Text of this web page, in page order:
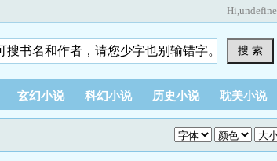
Hi,
搜 索
玄幻小说 科幻小说 历史小说 耽美小说